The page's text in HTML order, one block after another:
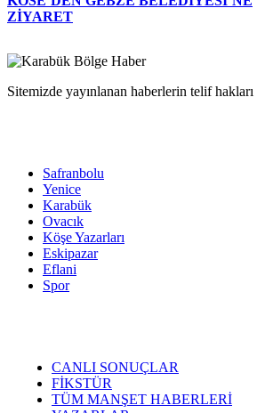
ZİYARET
Sitemizde yayınlanan haberlerin telif
Safranbolu
Yenice
Karabük
Ovacık
Köşe Yazarları
Eskipazar
Eflani
Spor
CANLI SONUÇLAR
FİKSTÜR
TÜM MANŞET HABERLERİ